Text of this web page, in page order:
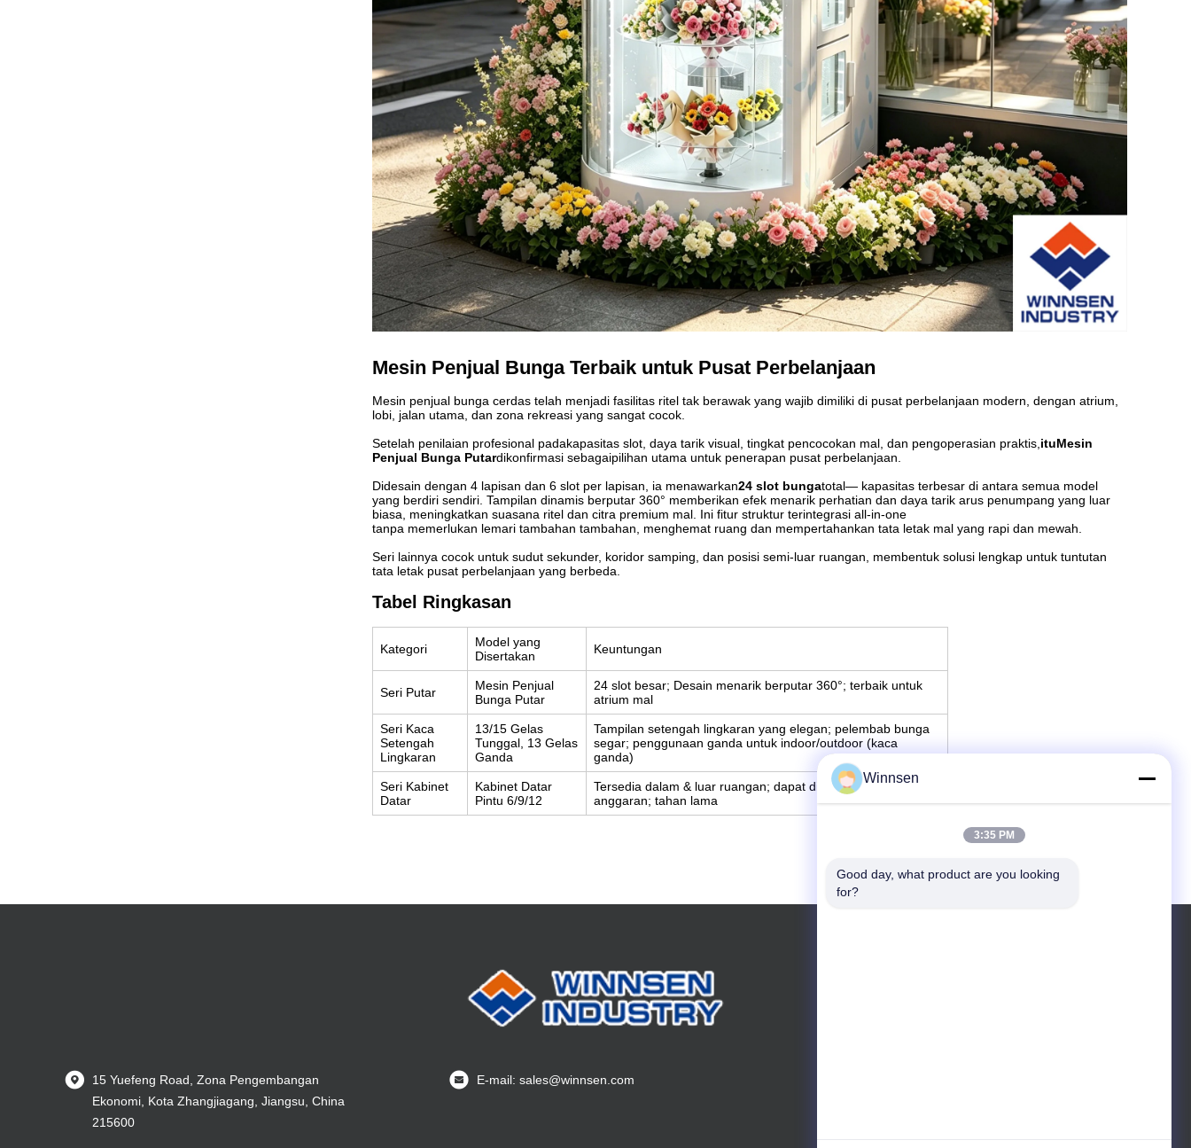
Mesin Penjual Bunga Terbaik untuk Pusat Perbelanjaan
Mesin penjual bunga cerdas telah menjadi fasilitas ritel tak berawak yang wajib dimiliki di pusat perbelanjaan modern, dengan atrium,
lobi, jalan utama, dan zona rekreasi yang sangat cocok.
Setelah penilaian profesional padakapasitas slot, daya tarik visual, tingkat pencocokan mal, dan pengoperasian praktis ituMesin
Penjual Bunga Putardikonfirmasi sebagaipilihan utama untuk penerapan pusat perbelanjaan
Didesain dengan 4 lapisan dan 6 slot per lapisan, ia menawarkan24 slot bungatotal— kapasitas terbesar di antara semua model
yang berdiri sendiri. Tampilan dinamis berputar 360° memberikan efek menarik perhatian dan daya tarik arus penumpang yang luar
biasa, meningkatkan suasana ritel dan citra premium mal. Ini fitur struktur terintegrasi all-in-one
tanpa memerlukan lemari tambahan tambahan, menghemat ruang dan mempertahankan tata letak mal yang rapi dan mewah.
Seri lainnya cocok untuk sudut sekunder, koridor samping, dan posisi semi-luar ruangan, membentuk solusi lengkap untuk tuntutan
tata letak pusat perbelanjaan yang berbeda.
Tabel Ringkasan
Kategori
Model yang
Disertakan
Keuntungan
Seri Putar
Mesin Penjual
Bunga Putar
24 slot besar; Desain menarik berputar 360°; terbaik untuk
atrium mal
Seri Kaca
Setengah
Lingkaran
13/15 Gelas
Tunggal, 13 Gelas
Ganda
Tampilan setengah lingkaran yang elegan; pelembab bunga
segar; penggunaan ganda untuk indoor/outdoor (kaca
ganda)
Seri Kabinet
Datar
Kabinet Datar
Pintu 6/9/12
Tersedia dalam & luar ruangan; dapat diperluas; ramah
anggaran; tahan lama
15 Yuefeng Road, Zona Pengembangan
Ekonomi, Kota Zhangjiagang, Jiangsu, China
215600
E-mail: sales@winnsen.com
Winnsen
3:35 PM
Good day, what product are you looking
for?